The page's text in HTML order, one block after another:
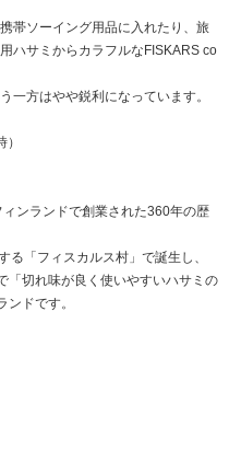
帯ソーイング用品に入れたり、旅
ハサミからカラフルなFISKARS co
一方はやや鋭利になっています。
ンランドで創業された360年の歴
「フィスカルス村」で誕生し、
「切れ味が良く使いやすいハサミの
ドです。